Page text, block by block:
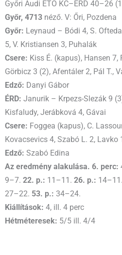
Győri Audi ETO KC–ÉRD 40–26
Győr, 4713 néző. V: Őri, Pozdena
Győr: Leynaud – Bódi 4, S.
5, V. Kristiansen 3, Puhalák
Csere: Kiss É. (kapus), Hansen
Görbicz 3 (2), Afentáler 2, Pál T.,
Edző: Danyi Gábor
ÉRD: Janurik – Krpezs-Slezák 9
Kisfaludy, Jerábková 4, Gávai
Csere: Foggea (kapus), C.
Kovacsevics 4, Szabó L. 2,
Edző: Szabó Edina
Az eredmény alakulása. 6. perc:
9–7. 22. p.: 11–11. 26. p.: 14–11.
27–22. 53. p.: 34–24.
Kiállítások: 4, ill. 4 perc
Hétméteresek: 5/5 ill. 4/4